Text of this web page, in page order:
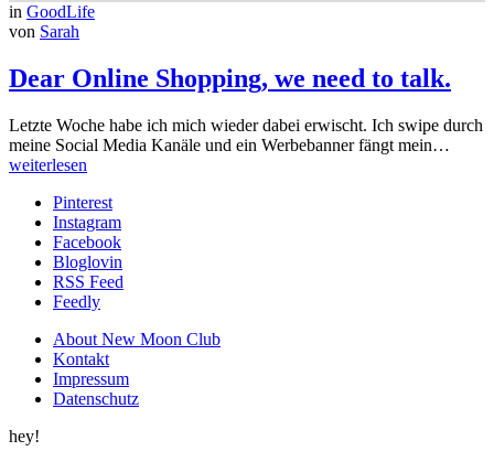
in GoodLife
von Sarah
Dear Online Shopping, we need to talk.
Letzte Woche habe ich mich wieder dabei erwischt. Ich swipe durch
meine Social Media Kanäle und ein Werbebanner fängt mein…
weiterlesen
Pinterest
Instagram
Facebook
Bloglovin
RSS Feed
Feedly
About New Moon Club
Kontakt
Impressum
Datenschutz
hey!